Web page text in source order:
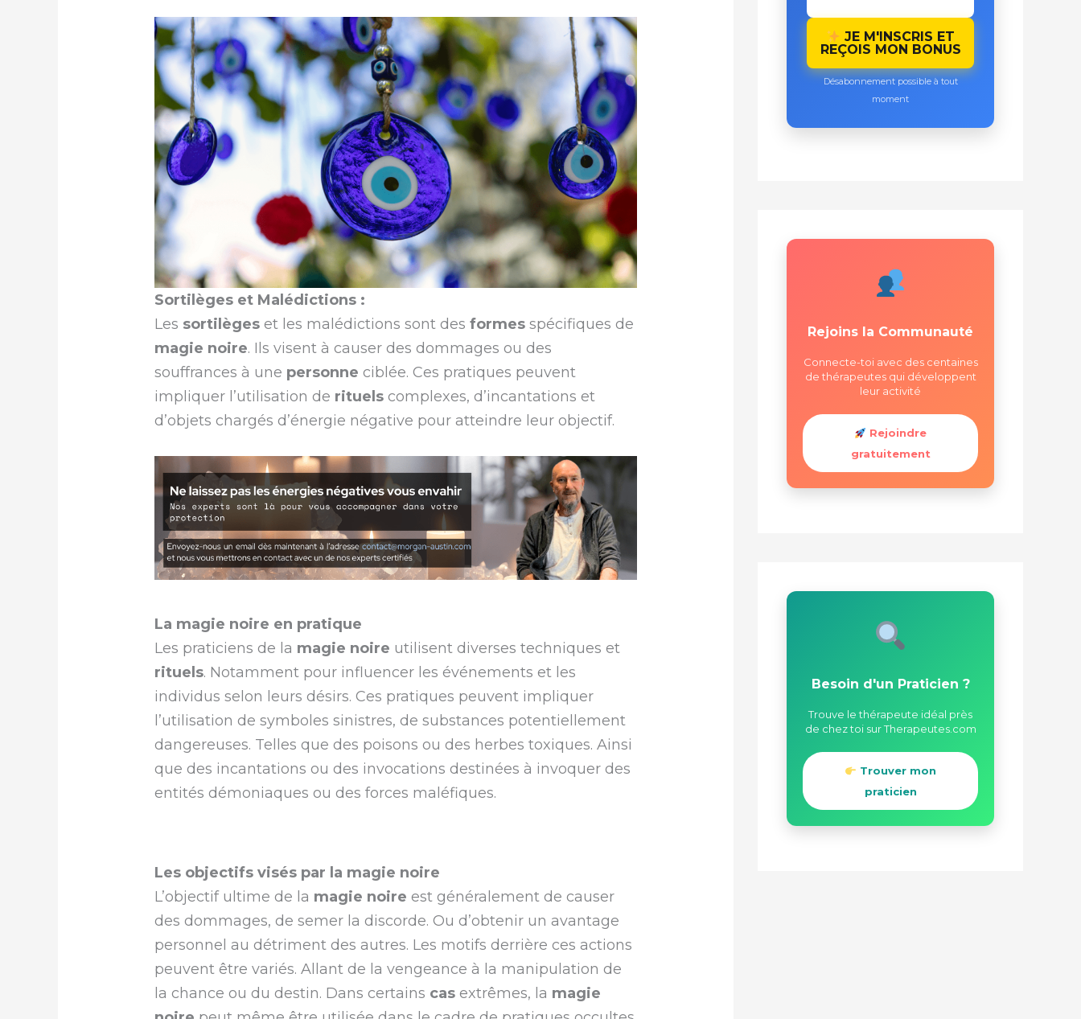
Sortilèges et Malédictions :
Les sortilèges et les malédictions sont desformes spécifiques de
magie noire. Ils visent à causer des dommages ou des
souffrances à une personne ciblée. Ces pratiques peuvent
impliquer l’utilisation de rituels complexes, d’incantations et
d’objets chargés d’énergie négative pour atteindre leur objectif.
La magie noire en pratique
Les praticiens de la magie noire utilisent diverses techniques et
rituels. Notamment pour influencer les événements et les
individus selon leurs désirs. Ces pratiques peuvent impliquer
l’utilisation de symboles sinistres, de substances potentiellement
dangereuses. Telles que des poisons ou des herbes toxiques. Ainsi
que des incantations ou des invocations destinées à invoquer des
entités démoniaques ou des forces maléfiques.
Les objectifs visés par la magie noire
L’objectif ultime de la magie noire est généralement de causer
des dommages, de semer la discorde. Ou d’obtenir un avantage
personnel au détriment des autres. Les motifs derrière ces actions
peuvent être variés. Allant de la vengeance à la manipulation de
la chance ou du destin. Dans certains cas extrêmes, la magie
JE M'INSCRIS ET
REÇOIS MON BONUS
Désabonnement possible à tout
moment
Rejoins la Communauté
Connecte-toi avec des centaines
de thérapeutes qui développent
leur activité
Rejoindre
gratuitement
Besoin d'un Praticien ?
Trouve le thérapeute idéal près
de chez toi sur Therapeutes.com
Trouver mon
praticien